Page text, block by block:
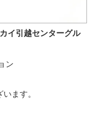
イ引越センターグル
ン
ます。